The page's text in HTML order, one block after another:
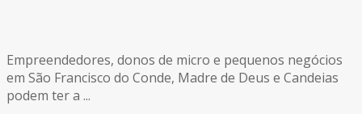
Empreendedores, donos de micro e pequenos negócios
em São Francisco do Conde, Madre de Deus e Candeias
podem ter a ...